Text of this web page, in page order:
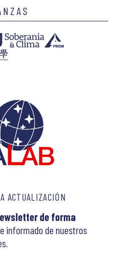
ACTUALIZACIÓN
de forma
informado de nuestros